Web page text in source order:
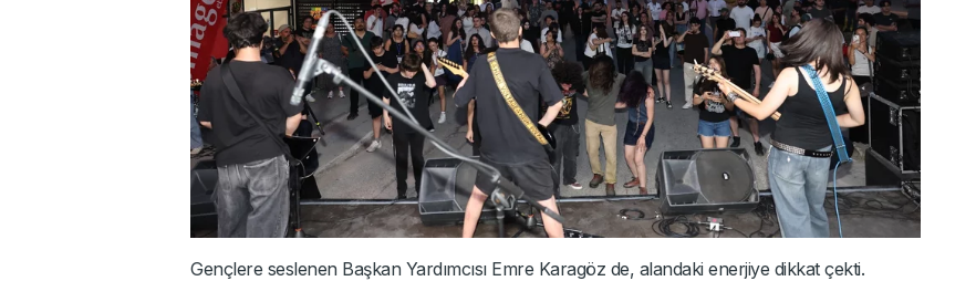
Gençlere seslenen Başkan Yardımcısı Emre Karagöz de, alandaki enerjiye dikkat çekti.